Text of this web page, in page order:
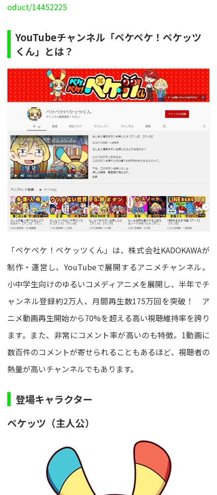
oduct/14452225
YouTubeチャンネル「ペケペケ！ペケッツ
くん」とは？
「ペケペケ！ペケッツくん」は、株式会社KADOKAWAが
制作・運営し、YouTubeで展開するアニメチャンネル。
小中学生向けのゆるいコメディアニメを展開し、半年でチ
ャンネル登録約2万人、月間再生数175万回を突破！ ア
ニメ動画再生開始から70%を超える高い視聴維持率を誇り
ます。また、非常にコメント率が高いのも特徴。1動画に
数百件のコメントが寄せられることもあるほど、視聴者の
熱量が高いチャンネルでもあります。
登場キャラクター
ペケッツ（主人公）